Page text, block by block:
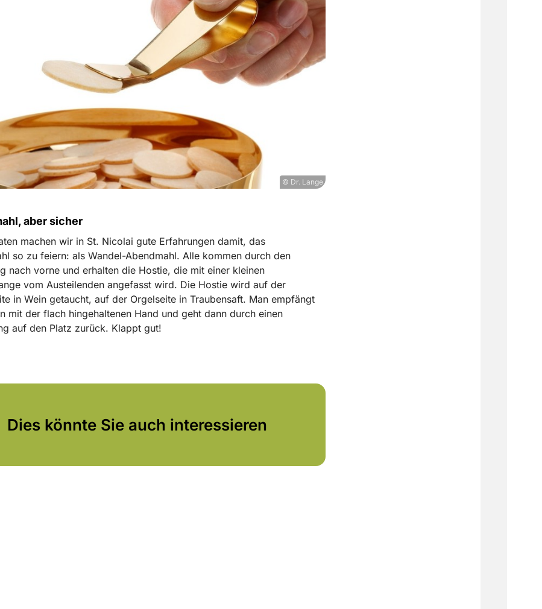
© Dr. Lange
aber sicher
machen wir in St. Nicolai gute Erfahrungen damit, das
so zu feiern: als Wandel-Abendmahl. Alle kommen durch den
nach vorne und erhalten die Hostie, die mit einer kleinen
vom Austeilenden angefasst wird. Die Hostie wird auf der
in Wein getaucht, auf der Orgelseite in Traubensaft. Man empfängt
mit der flach hingehaltenen Hand und geht dann durch einen
auf den Platz zurück. Klappt gut!
Dies könnte Sie auch interessieren